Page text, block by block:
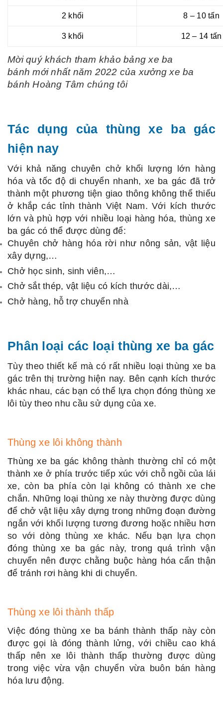
2 khối 8 – 10 tấn
3 khối 12 – 14 tấn
Mời quý khách tham khảo bảng xe ba
bánh mới nhất năm 2022 của xưởng xe ba
bánh Hoàng Tâm chúng tôi
Tác dụng của thùng xe ba gác
hiện nay
Với khả năng chuyên chở khối lượng lớn hàng
hóa và tốc độ di chuyển nhanh, xe ba gác đã trở
thành một phương tiện giao thông không thể thiếu
ở khắp các tỉnh thành Việt Nam. Với kích thước
lớn và phù hợp với nhiều loại hàng hóa, thùng xe
ba gác có thể được dùng để:
Chuyên chở hàng hóa rời như nông sản, vật liệu
xây dựng,…
Chở học sinh, sinh viên,…
Chở sắt thép, vật liệu có kích thước dài,…
Chở hàng, hỗ trợ chuyển nhà
Phân loại các loại thùng xe ba gác
Tùy theo thiết kế mà có rất nhiều loại thùng xe ba
gác trên thị trường hiện nay. Bên cạnh kích thước
khác nhau, các bạn có thể lựa chọn đóng thùng xe
lôi tùy theo nhu cầu sử dụng của xe.
Thùng xe lôi không thành
Thùng xe ba gác không thành thường chỉ có một
thành xe ở phía trước tiếp xúc với chỗ ngồi của lái
xe, còn ba phía còn lại không có thành xe che
chắn. Những loại thùng xe này thường được dùng
để chở vật liệu xây dựng trong những đoạn đường
ngắn với khối lượng tương đương hoặc nhiều hơn
so với dòng thùng xe khác. Nếu bạn lựa chọn
đóng thùng xe ba gác này, trong quá trình vận
chuyển nên được chằng buộc hàng hóa cẩn thận
để tránh rơi hàng khi di chuyển.
Thùng xe lôi thành thấp
Việc đóng thùng xe ba bánh thành thấp này còn
được gọi là đóng thành lửng, với chiều cao khá
thấp nên xe lôi thành thấp thường được dùng
trong việc vừa vận chuyển vừa buôn bán hàng
hóa lưu động.